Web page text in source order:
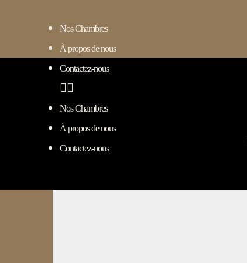
Nos Chambres
À propos de nous
Contactez-nous
Nos Chambres
À propos de nous
Contactez-nous